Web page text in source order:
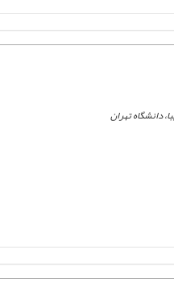
دانشگاه تهران